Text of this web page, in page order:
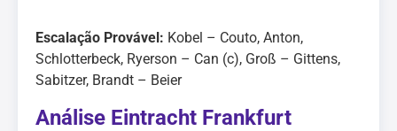
Escalação Provável: Kobel – Couto, Anton,
Schlotterbeck, Ryerson – Can (c), Groß – Gittens,
Sabitzer, Brandt – Beier
Análise Eintracht Frankfurt